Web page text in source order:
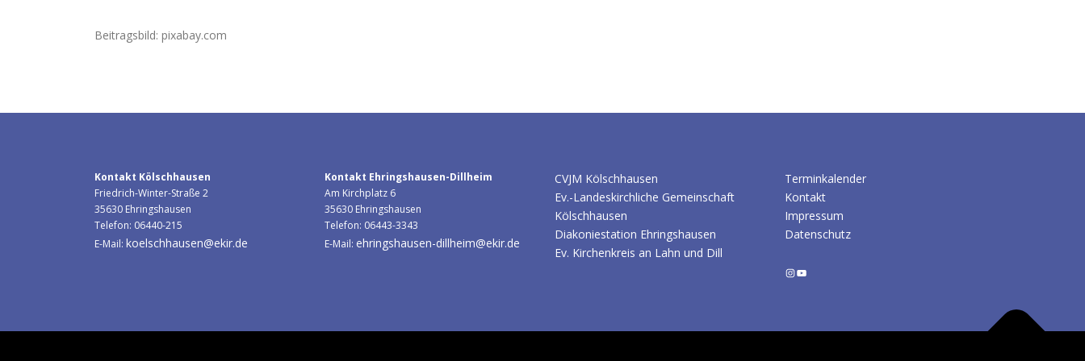
Beitragsbild: pixabay.com
Kontakt Kölschhausen
Friedrich-Winter-Straße 2
35630 Ehringshausen
Telefon: 06440-215
E-Mail: koelschhausen@ekir.de
Kontakt Ehringshausen-Dillheim
Am Kirchplatz 6
35630 Ehringshausen
Telefon: 06443-3343
E-Mail: ehringshausen-dillheim@ekir.de
CVJM Kölschhausen
Ev.-Landeskirchliche Gemeinschaft
Kölschhausen
Diakoniestation Ehringshausen
Ev. Kirchenkreis an Lahn und Dill
Terminkalender
Kontakt
Impressum
Datenschutz
InstagramYouTube